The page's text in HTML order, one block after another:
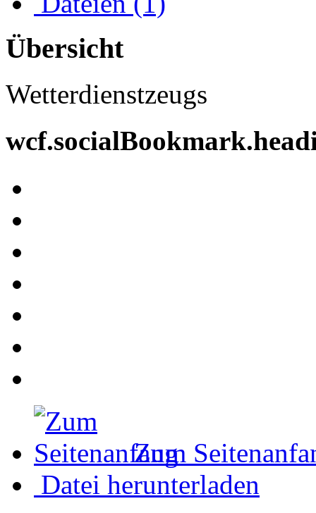
Übersicht
Wetterdienstzeugs
Zum
Datei herunterladen